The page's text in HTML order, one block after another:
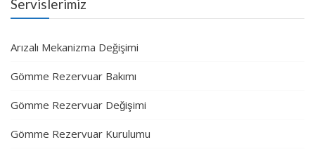
Servislerimiz
Arızalı Mekanizma Değişimi
Gömme Rezervuar Bakımı
Gömme Rezervuar Değişimi
Gömme Rezervuar Kurulumu